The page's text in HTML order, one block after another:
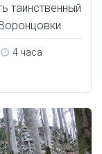
таинственный
4 часа